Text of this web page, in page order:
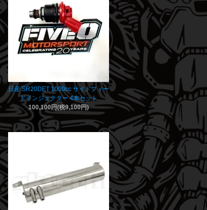
日産 SR20DET 1000cc サイドフィー
ドインジェクター 4本セット
100,100円(税9,100円)